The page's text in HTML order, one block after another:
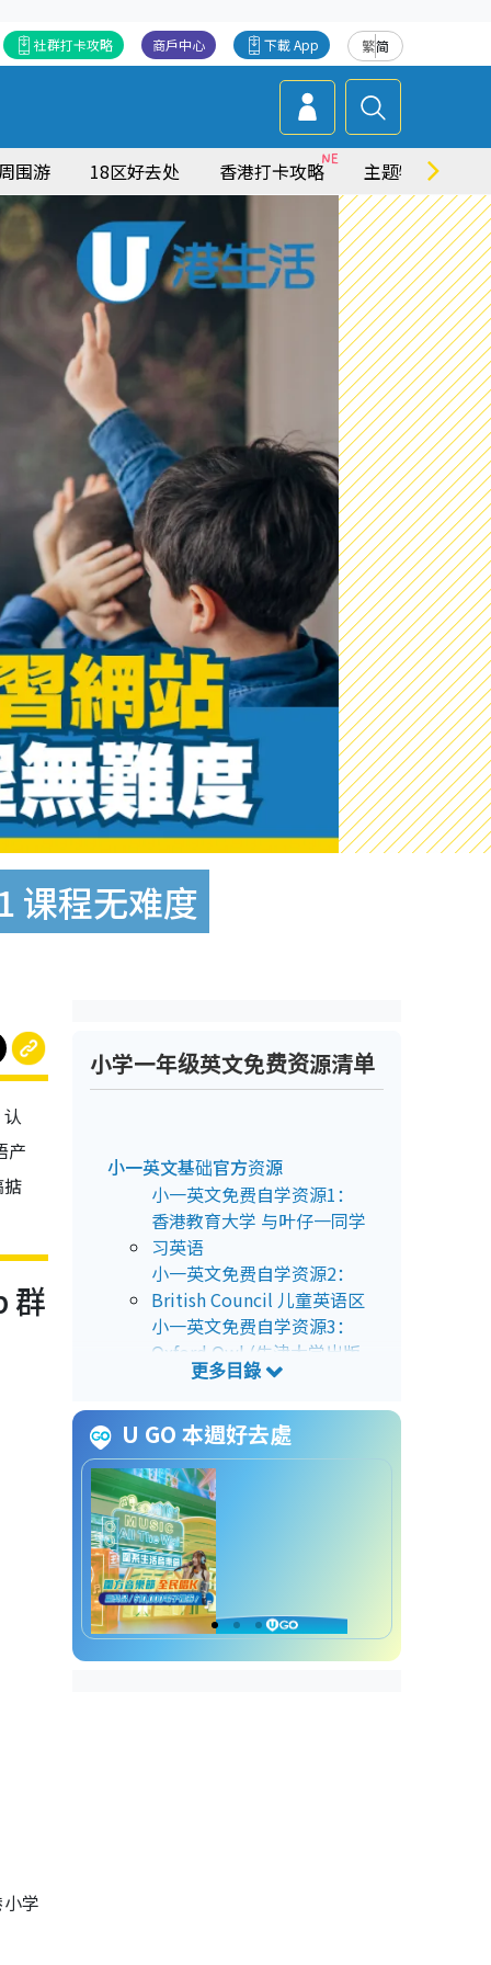
繁简
下載 App
商戶中心
社群打卡攻略
围游 18区好去处 香港打卡攻略 主题特集
课程无难度
产
群
学
小学一年级英文免费资源清单
小一英文基础官方资源
小一英文免费自学资源1：
香港教育大学 与叶仔一同学
习英语
小一英文免费自学资源2：
British Council 儿童英语区
小一英文免费自学资源3：
Oxford Owl (牛津大学出版
趣味游戏提升英文能力
小一英文免费自学资源4：
Starfall
小一英文免费自学资源5：
Duolingo
小一英文免费自学资源6：
Epic!
小贴士：怎样帮小朋友无痛衔
接？
U GO 本週好去處